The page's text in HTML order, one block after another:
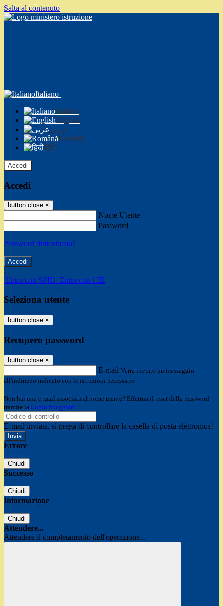
Salta al contenuto
Italiano
Italiano
English
عربى
Română
हिंदी
Accedi
Accedi
button close ×
Nome Utente
Password
Password dimenticata?
-
Entra con SPID Entra con CIE
Seleziona utente
button close ×
Recupero password
button close ×
E-mail Verrà inviato un messaggio
all'indirizzo indicato con le istruzioni necessarie.
Non hai una e-mail associata al nome utente? Effettua il reset della password
tramite la Login Spaggiari
E-mail inviata, si prega di controllare la casella di posta elettronica!
Errore
Chiudi
Successo
Chiudi
Informazione
Chiudi
Attendere...
Attendere il completamento dell'operazione...